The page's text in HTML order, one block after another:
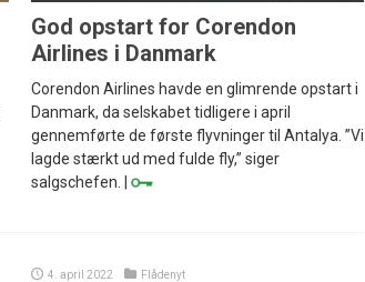
God opstart for Corendon
Airlines i Danmark
Corendon Airlines havde en glimrende opstart i
Danmark, da selskabet tidligere i april
gennemførte de første flyvninger til Antalya. ”Vi
lagde stærkt ud med fulde fly,” siger
salgschefen. |
4. april 2022 Flådenyt